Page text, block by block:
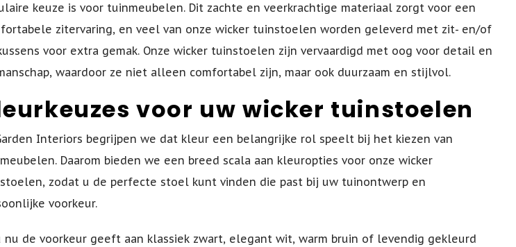
keuze is voor tuinmeubelen. Dit zachte en veerkrachtige materiaal zorgt voor een
zitervaring, en veel van onze wicker tuinstoelen worden geleverd met zit- en/of
voor extra gemak. Onze wicker tuinstoelen zijn vervaardigd met oog voor detail en
waardoor ze niet alleen comfortabel zijn, maar ook duurzaam en stijlvol.
voor uw wicker tuinstoelen
Interiors begrijpen we dat kleur een belangrijke rol speelt bij het kiezen van
Daarom bieden we een breed scala aan kleuropties voor onze wicker
zodat u de perfecte stoel kunt vinden die past bij uw tuinontwerp en
voorkeur.
nu de voorkeur geeft aan klassiek zwart, elegant wit, warm bruin of levendig gekleurd